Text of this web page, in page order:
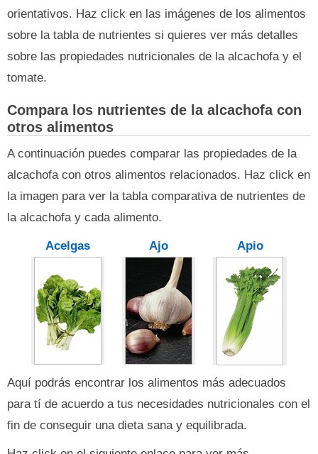
orientativos. Haz click en las imágenes de los alimentos
sobre la tabla de nutrientes si quieres ver más detalles
sobre las propiedades nutricionales de la alcachofa y el
tomate.
Compara los nutrientes de la alcachofa con
otros alimentos
A continuación puedes comparar las propiedades de la
alcachofa con otros alimentos relacionados. Haz click en
la imagen para ver la tabla comparativa de nutrientes de
la alcachofa y cada alimento.
Acelgas Ajo Apio
Aquí podrás encontrar los alimentos más adecuados
para tí de acuerdo a tus necesidades nutricionales con el
fin de conseguir una dieta sana y equilibrada.